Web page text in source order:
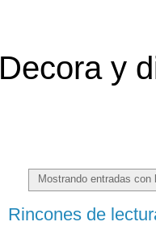
Decora y
Mostrando entradas con
Rincones de